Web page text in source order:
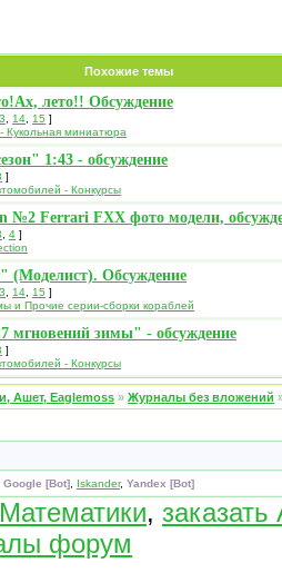
Похожие темы
лето!! Обсуждение
14 15 ]
Кукольная миниатюра
1:43 - обсуждение
]
- Конкурсы
№2 Ferrari FXX фото модели,
4 ]
(Моделист). Обсуждение
14 15 ]
и Прочие серии-сборки кораблей
мгновений зимы" - обсуждение
]
- Конкурсы
Ашет, Eaglemoss » Журналы без вложений
Google [Bot] Iskander, Yandex [Bot]
,
форум